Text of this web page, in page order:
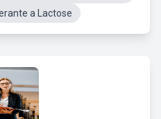
a Lactose